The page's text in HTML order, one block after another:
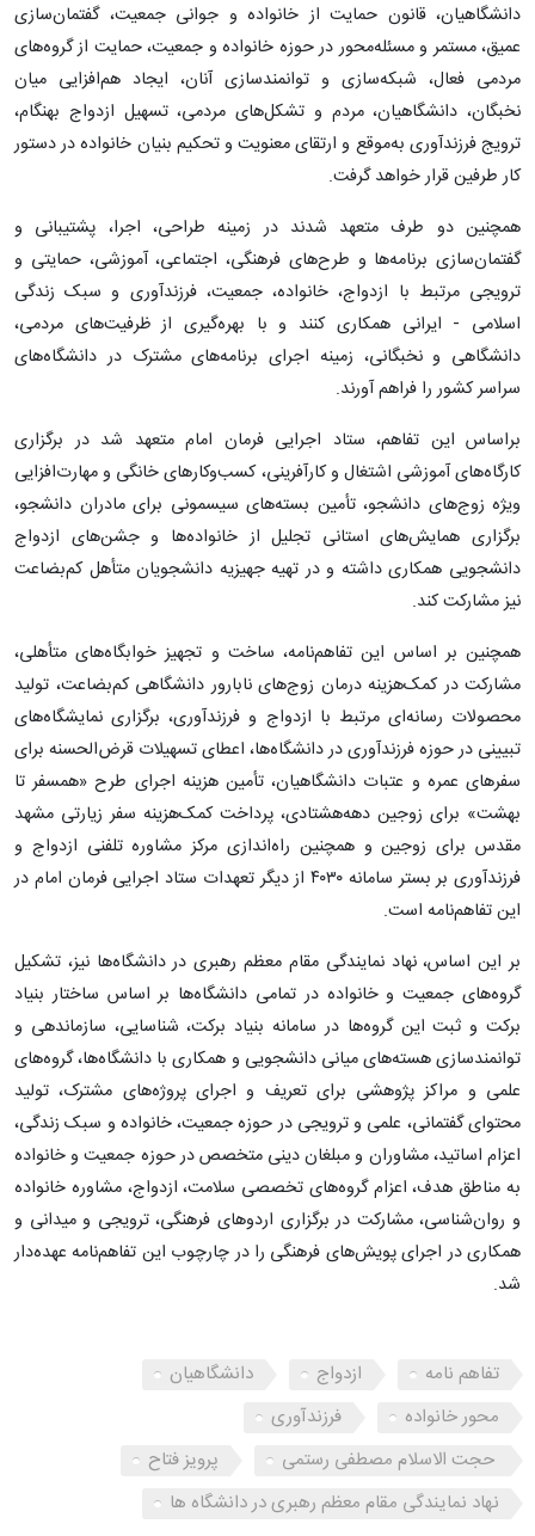
دانشگاهیان، قانون حمایت از خانواده و جوانی جمعیت، گفتمان‌سازی
عمیق، مستمر و مسئله‌محور در حوزه خانواده و جمعیت، حمایت از گروه‌های
مردمی فعال، شبکه‌سازی و توانمندسازی آنان، ایجاد هم‌افزایی میان
نخبگان، دانشگاهیان، مردم و تشکل‌های مردمی، تسهیل ازدواج بهنگام،
ترویج فرزندآوری به‌موقع و ارتقای معنویت و تحکیم بنیان خانواده در دستور
کار طرفین قرار خواهد گرفت.
همچنین دو طرف متعهد شدند در زمینه طراحی، اجرا، پشتیبانی و
گفتمان‌سازی برنامه‌ها و طرح‌های فرهنگی، اجتماعی، آموزشی، حمایتی و
ترویجی مرتبط با ازدواج، خانواده، جمعیت، فرزندآوری و سبک زندگی
اسلامی - ایرانی همکاری کنند و با بهره‌گیری از ظرفیت‌های مردمی،
دانشگاهی و نخبگانی، زمینه اجرای برنامه‌های مشترک در دانشگاه‌های
سراسر کشور را فراهم آورند.
براساس این تفاهم، ستاد اجرایی فرمان امام متعهد شد در برگزاری
کارگاه‌های آموزشی اشتغال و کارآفرینی، کسب‌وکارهای خانگی و مهارت‌افزایی
ویژه زوج‌های دانشجو، تأمین بسته‌های سیسمونی برای مادران دانشجو،
برگزاری همایش‌های استانی تجلیل از خانواده‌ها و جشن‌های ازدواج
دانشجویی همکاری داشته و در تهیه جهیزیه دانشجویان متأهل کم‌بضاعت
نیز مشارکت کند.
همچنین بر اساس این تفاهم‌نامه، ساخت و تجهیز خوابگاه‌های متأهلی،
مشارکت در کمک‌هزینه درمان زوج‌های نابارور دانشگاهی کم‌بضاعت، تولید
محصولات رسانه‌ای مرتبط با ازدواج و فرزندآوری، برگزاری نمایشگاه‌های
تبیینی در حوزه فرزندآوری در دانشگاه‌ها، اعطای تسهیلات قرض‌الحسنه برای
سفرهای عمره و عتبات دانشگاهیان، تأمین هزینه اجرای طرح «همسفر تا
بهشت» برای زوجین دهه‌هشتادی، پرداخت کمک‌هزینه سفر زیارتی مشهد
مقدس برای زوجین و همچنین راه‌اندازی مرکز مشاوره تلفنی ازدواج و
فرزندآوری بر بستر سامانه ۴۰۳۰ از دیگر تعهدات ستاد اجرایی فرمان امام در
این تفاهم‌نامه است.
بر این اساس، نهاد نمایندگی مقام معظم رهبری در دانشگاه‌ها نیز، تشکیل
گروه‌های جمعیت و خانواده در تمامی دانشگاه‌ها بر اساس ساختار بنیاد
برکت و ثبت این گروه‌ها در سامانه بنیاد برکت، شناسایی، سازماندهی و
توانمندسازی هسته‌های میانی دانشجویی و همکاری با دانشگاه‌ها، گروه‌های
علمی و مراکز پژوهشی برای تعریف و اجرای پروژه‌های مشترک، تولید
محتوای گفتمانی، علمی و ترویجی در حوزه جمعیت، خانواده و سبک زندگی،
اعزام اساتید، مشاوران و مبلغان دینی متخصص در حوزه جمعیت و خانواده
به مناطق هدف، اعزام گروه‌های تخصصی سلامت، ازدواج، مشاوره خانواده
و روان‌شناسی، مشارکت در برگزاری اردوهای فرهنگی، ترویجی و میدانی و
همکاری در اجرای پویش‌های فرهنگی را در چارچوب این تفاهم‌نامه عهده‌دار
شد.
تفاهم نامه ازدواج
دانشگاهیان
محور خانواده
فرزندآوری
حجت الاسلام مصطفی رستمی
پرویز فتاح
نهاد نمایندگی مقام معظم رهبری در دانشگاه ها